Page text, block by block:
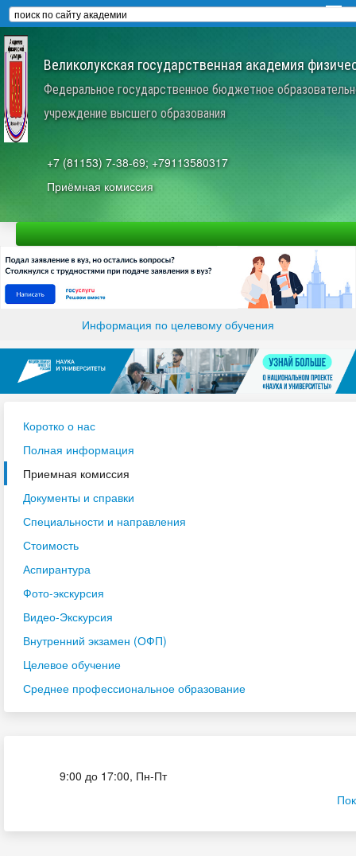
Великолукская государственная академия
Федеральное государственное бюджетное
учреждение высшего образования
+7 (81153) 7-38-69; +79113580317
Приёмная комиссия
Информация по целевому обучения
Коротко о нас
Полная информация
Приемная комиссия
Документы и справки
Специальности и направления
Стоимость
Аспирантура
Фото-экскурсия
Видео-Экскурсия
Внутренний экзамен (ОФП)
Целевое обучение
Среднее профессиональное образование
9:00 до 17:00, Пн-Пт